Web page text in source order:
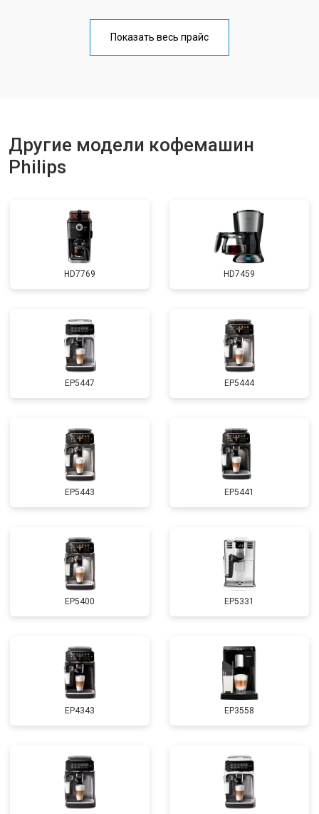
Показать весь прайс
Другие модели кофемашин
Philips
HD7769 HD7459
EP5447 EP5444
EP5443 EP5441
EP5400 EP5331
EP4343 EP3558